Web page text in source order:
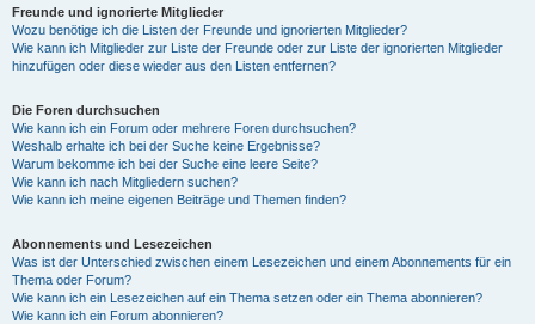
Freunde und ignorierte Mitglieder
Wozu benötige ich die Listen der Freunde und ignorierten Mitglieder?
Wie kann ich Mitglieder zur Liste der Freunde oder zur Liste der ignorierten Mitglieder
hinzufügen oder diese wieder aus den Listen entfernen?
Die Foren durchsuchen
Wie kann ich ein Forum oder mehrere Foren durchsuchen?
Weshalb erhalte ich bei der Suche keine Ergebnisse?
Warum bekomme ich bei der Suche eine leere Seite?
Wie kann ich nach Mitgliedern suchen?
Wie kann ich meine eigenen Beiträge und Themen finden?
Abonnements und Lesezeichen
Was ist der Unterschied zwischen einem Lesezeichen und einem Abonnements für ein
Thema oder Forum?
Wie kann ich ein Lesezeichen auf ein Thema setzen oder ein Thema abonnieren?
Wie kann ich ein Forum abonnieren?